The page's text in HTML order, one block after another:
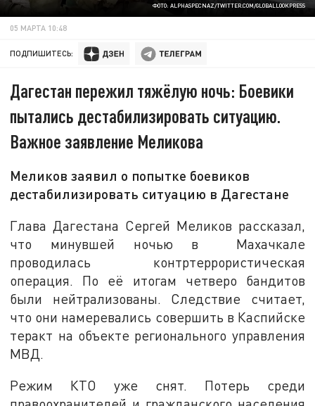
ФОТО: ALPHASPECNAZ/TWITTER.COM/GLOBALLOOKPRESS
05 МАРТА 10:48
ПОДПИШИТЕСЬ:
Дагестан пережил тяжёлую ночь: Боевики
пытались дестабилизировать ситуацию.
Важное заявление Меликова
Меликов заявил о попытке боевиков
дестабилизировать ситуацию в Дагестане
Глава Дагестана Сергей Меликов рассказал,
что минувшей ночью в Махачкале
проводилась контртеррористическая
операция. По её итогам четверо бандитов
были нейтрализованы. Следствие считает,
что они намеревались совершить в Каспийске
теракт на объекте регионального управления
МВД.
Режим КТО уже снят. Потерь среди